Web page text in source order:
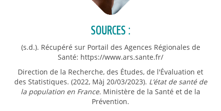
SOURCES :
(s.d.). Récupéré sur Portail des Agences Régionales de
Santé: https://www.ars.sante.fr/
Direction de la Recherche, des Études, de l'Évaluation et
des Statistiques. (2022, Màj 20/03/2023). L’état de santé de
la population en France. Ministère de la Santé et de la
Prévention.